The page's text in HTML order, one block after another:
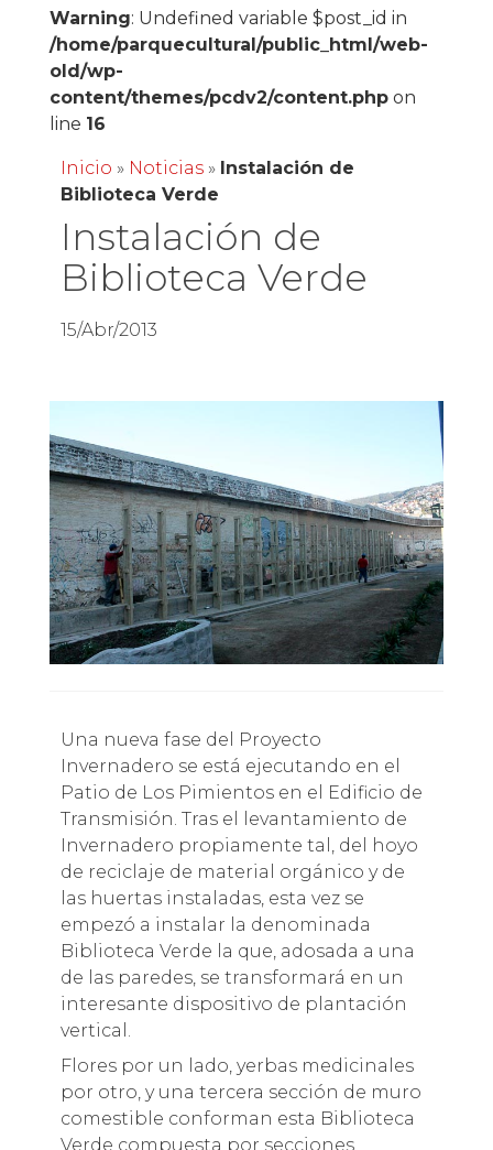
Warning: Undefined variable $post_id in
/home/parquecultural/public_html/web-
old/wp-
content/themes/pcdv2/content.phpon
line 16
Inicio » Noticias» Instalación de
Biblioteca Verde
Instalación de
Biblioteca Verde
15/Abr/2013
Una nueva fase del Proyecto
Invernadero se está ejecutando en el
Patio de Los Pimientos en el Edificio de
Transmisión. Tras el levantamiento de
Invernadero propiamente tal, del hoyo
de reciclaje de material orgánico y de
las huertas instaladas, esta vez se
empezó a instalar la denominada
Biblioteca Verde la que, adosada a una
de las paredes, se transformará en un
interesante dispositivo de plantación
vertical.
Flores por un lado, yerbas medicinales
por otro, y una tercera sección de muro
comestible conforman esta Biblioteca
Verde compuesta por secciones